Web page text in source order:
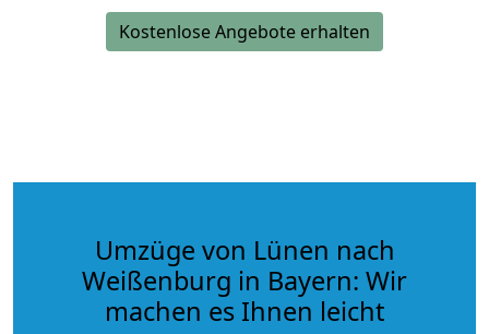
Kostenlose Angebote erhalten
Umzüge von Lünen nach
Weißenburg in Bayern: Wir
machen es Ihnen leicht